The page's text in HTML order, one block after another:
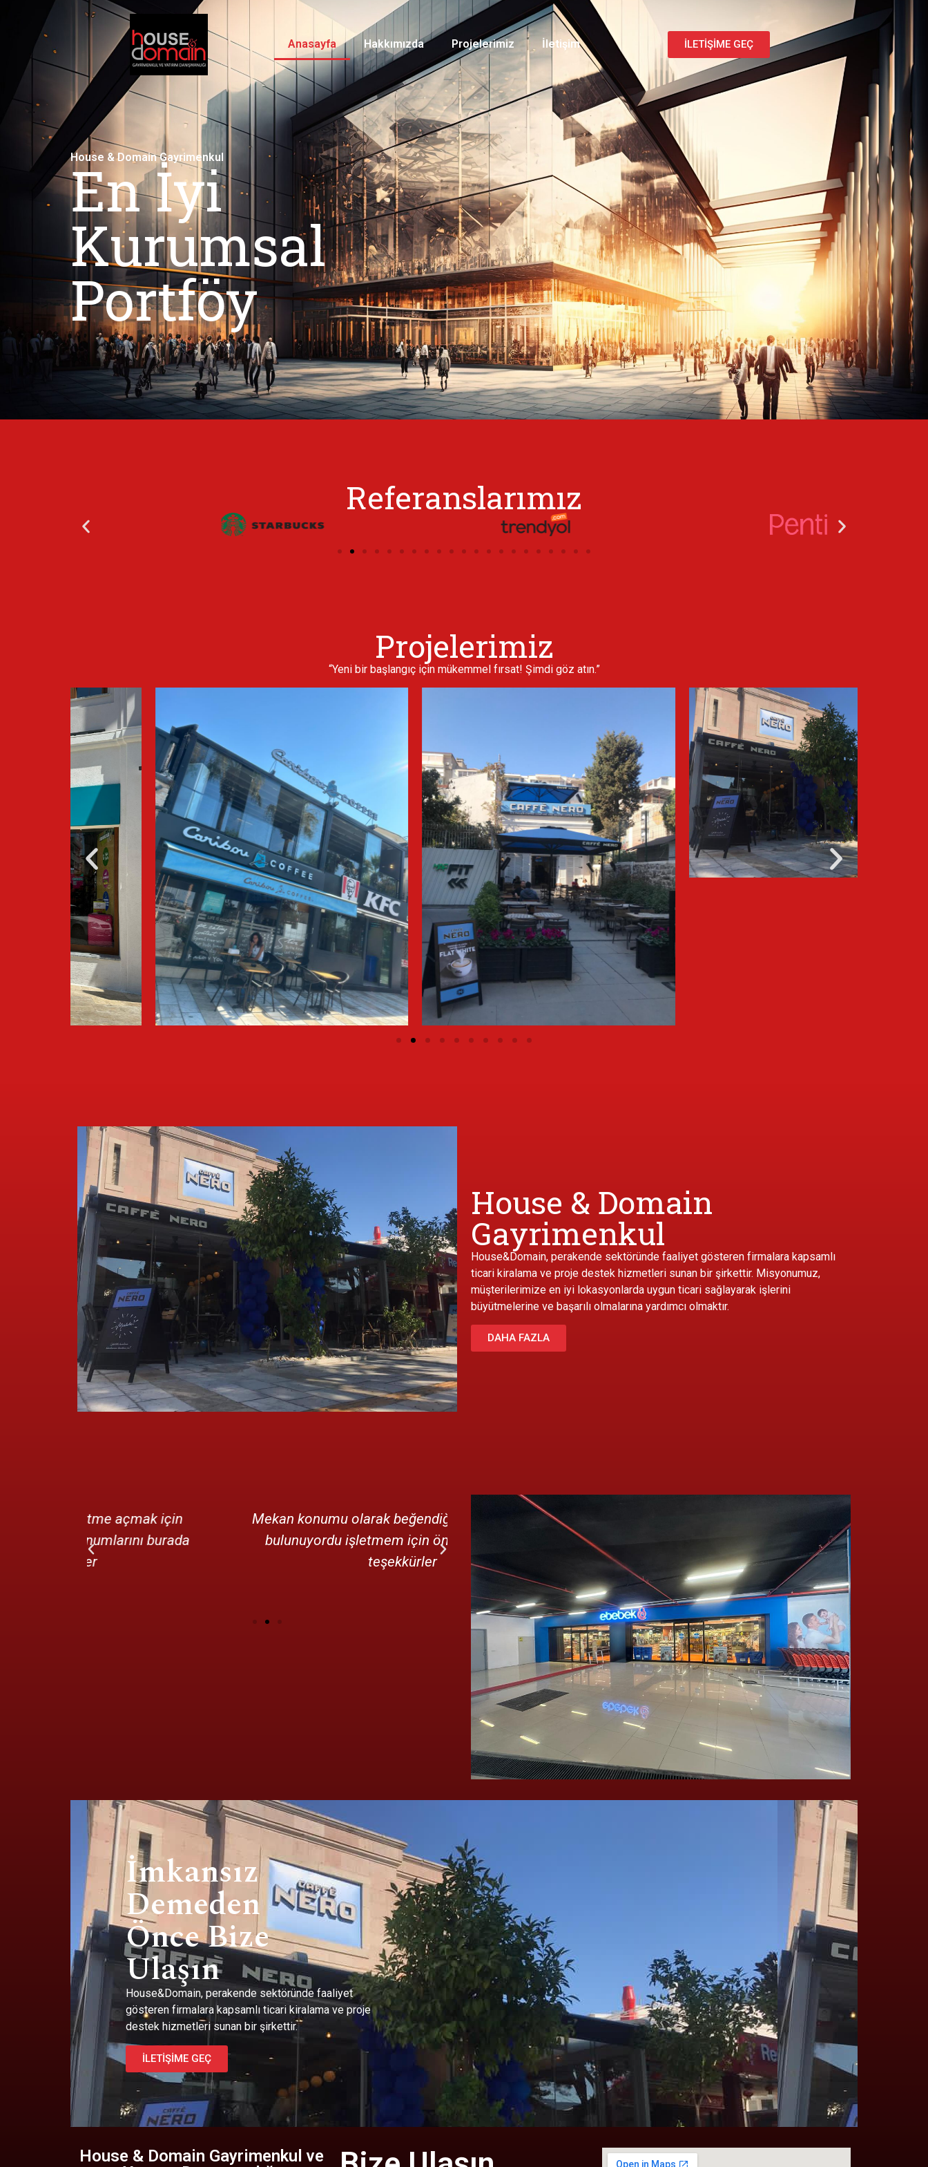
Anasayfa Hakkımızda Projelerimiz İletişim İLETİŞİME GEÇ
House & Domain Gayrimenkul
En İyi
Kurumsal
Portföy
Referanslarımız
Projelerimiz
“Yeni bir başlangıç için mükemmel fırsat! Şimdi göz atın.”
House & Domain
Gayrimenkul
House&Domain, perakende sektöründe faaliyet gösteren firmalara kapsamlı
ticari kiralama ve proje destek hizmetleri sunan bir şirkettir. Misyonumuz,
müşterilerimize en iyi lokasyonlarda uygun ticari sağlayarak işlerini
büyütmelerine ve başarılı olmalarına yardımcı olmaktır.
DAHA FAZLA
Mekan konumu olarak beğendiğim yerlerin hepsi
bulunuyordu işletmem için öneri bile verdiler
Tavsiye üzerine gittiğim bir yerdi ilgi ve alaka için
başladığım
İmkansız
Demeden
Önce Bize
Ulaşın
House&Domain, perakende sektöründe faaliyet
gösteren firmalara kapsamlı ticari kiralama ve proje
destek hizmetleri sunan bir şirkettir.
İLETİŞİME GEÇ
House & Domain Gayrimenkul ve